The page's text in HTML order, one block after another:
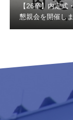
【26卒】内定式
懇親会を開催し